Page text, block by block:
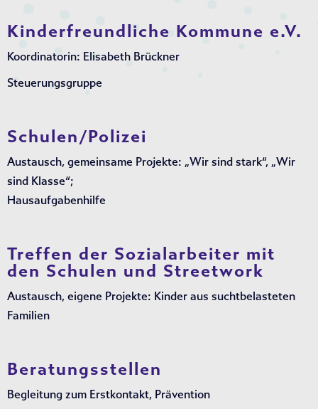
Kinderfreundliche Kommune e.V.
Koordinatorin: Elisabeth Brückner
Steuerungsgruppe
Schulen/Polizei
Austausch, gemeinsame Projekte: „Wir sind stark“, „Wir
sind Klasse“;
Hausaufgabenhilfe
Treffen der Sozialarbeiter mit
den Schulen und Streetwork
Austausch, eigene Projekte: Kinder aus suchtbelasteten
Familien
Beratungsstellen
Begleitung zum Erstkontakt, Prävention